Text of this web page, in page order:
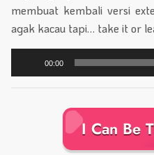
membuat kembali versi
agak kacau tapi… take it or
00:00
I Can Be